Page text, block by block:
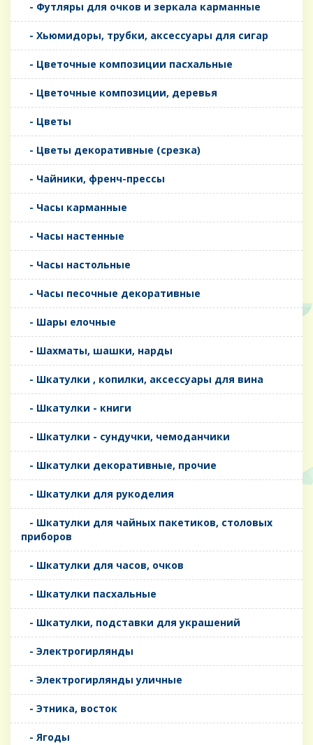
- Футляры для очков и зеркала карманные
- Хьюмидоры, трубки, аксессуары для сигар
- Цветочные композиции пасхальные
- Цветочные композиции, деревья
- Цветы
- Цветы декоративные (срезка)
- Чайники, френч-прессы
- Часы карманные
- Часы настенные
- Часы настольные
- Часы песочные декоративные
- Шары елочные
- Шахматы, шашки, нарды
- Шкатулки , копилки, аксессуары для вина
- Шкатулки - книги
- Шкатулки - сундучки, чемоданчики
- Шкатулки декоративные, прочие
- Шкатулки для рукоделия
- Шкатулки для чайных пакетиков, столовых
приборов
- Шкатулки для часов, очков
- Шкатулки пасхальные
- Шкатулки, подставки для украшений
- Электрогирлянды
- Электрогирлянды уличные
- Этника, восток
- Ягоды